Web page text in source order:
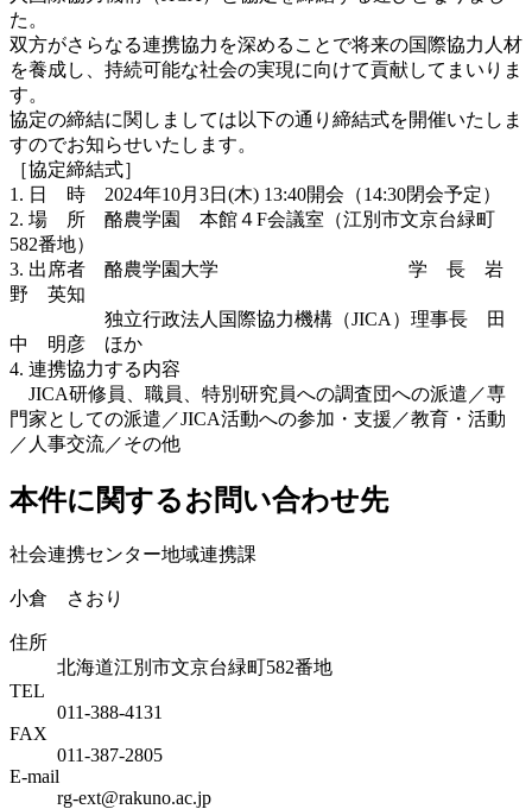
た。
双方がさらなる連携協力を深めることで将来の国際協力人材
を養成し、持続可能な社会の実現に向けて貢献してまいりま
す。
協定の締結に関しましては以下の通り締結式を開催いたしま
すのでお知らせいたします。
［協定締結式］
1. 日 時 2024年10月3日(木) 13:40開会（14:30閉会予定）
2. 場 所 酪農学園 本館４F会議室（江別市文京台緑町
582番地）
3. 出席者 酪農学園大学 学 長 岩
野 英知
独立行政法人国際協力機構（JICA）理事長 田
中 明彦 ほか
4. 連携協力する内容
JICA研修員、職員、特別研究員への調査団への派遣／専
門家としての派遣／JICA活動への参加・支援／教育・活動
／人事交流／その他
本件に関するお問い合わせ先
社会連携センター地域連携課
小倉 さおり
住所
北海道江別市文京台緑町582番地
TEL
011-388-4131
FAX
011-387-2805
E-mail
rg-ext@rakuno.ac.jp